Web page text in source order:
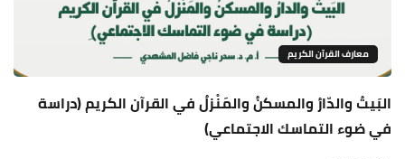
معارف القرآن الكريم
البَيتُ والدّارُ والمسكنُ والمَنْزلُ في القرآن الكريم (دراسة
في ضوء التماسك الاجتماعي)